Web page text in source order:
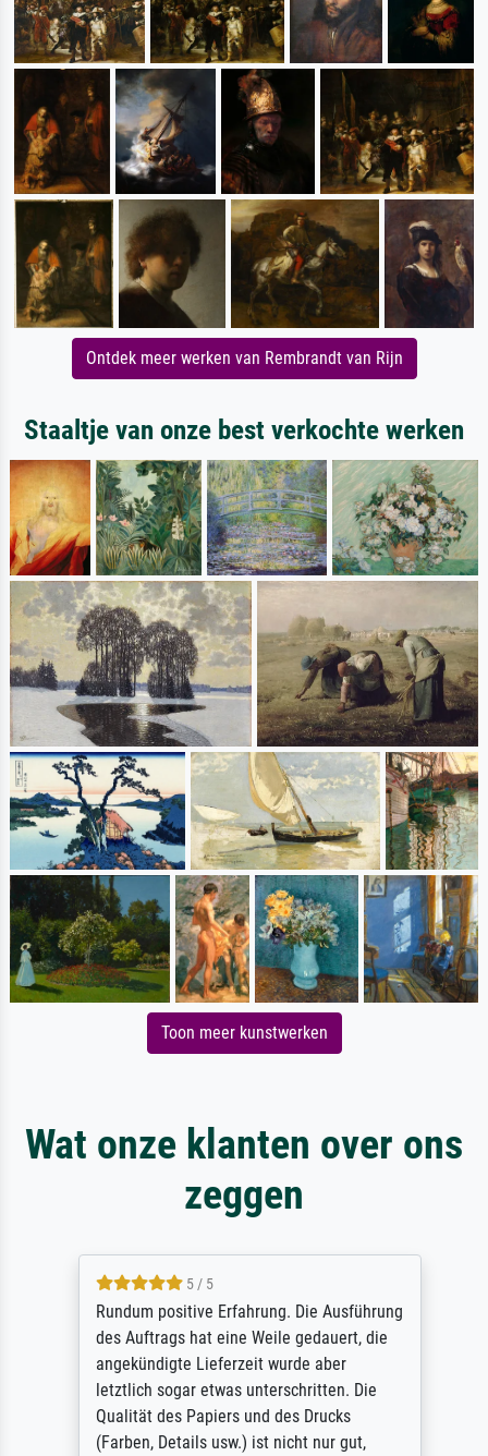
Ontdek meer werken van Rembrandt van Rijn
Staaltje van onze best verkochte werken
Toon meer kunstwerken
Wat onze klanten over ons
zeggen
5 / 5
Rundum positive Erfahrung. Die Ausführung
des Auftrags hat eine Weile gedauert, die
angekündigte Lieferzeit wurde aber
letztlich sogar etwas unterschritten. Die
Qualität des Papiers und des Drucks
(Farben, Details usw.) ist nicht nur gut,